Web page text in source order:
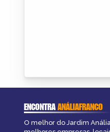
ENCONTRAANÁLIAFRANCO
O melhor do Jardim